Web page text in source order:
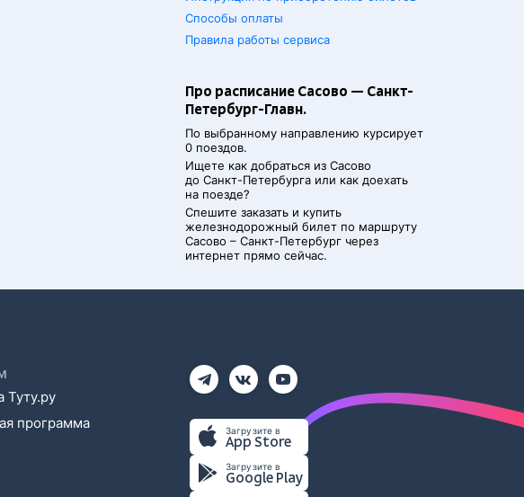
Способы оплаты
Правила работы сервиса
Про расписание Сасово — Санкт-
Петербург-Главн.
По выбранному направлению курсирует
0 поездов.
Ищете как добраться из Сасово
до Санкт-Петербурга или как доехать
на поезде?
Спешите заказать и купить
железнодорожный билет по маршруту
Сасово – Санкт-Петербург через
интернет прямо сейчас.
Туту.ру
программа
Загрузите в
App Store
Загрузите в
Google Play